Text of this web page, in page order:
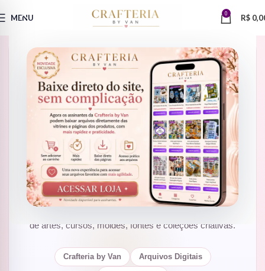
MENU 0 R$
GUIA PRÁTICO PARA ARQUIVOS DIGITAIS
O que são arquivos.ZIP e
.RARe como
descompactar
corretamente
Aprenda de forma simples, clara e profissional como
abrir arquivos compactados, extrair seus materiais
de artes, cursos, moldes, fontes e coleções criativas.
Crafteria by Van Arquivos Digitais